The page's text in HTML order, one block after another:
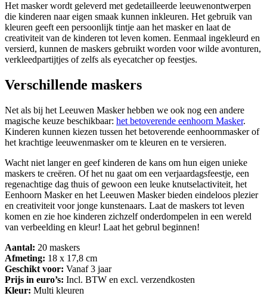
Het masker wordt geleverd met gedetailleerde leeuwenontwerpen
die kinderen naar eigen smaak kunnen inkleuren. Het gebruik van
kleuren geeft een persoonlijk tintje aan het masker en laat de
creativiteit van de kinderen tot leven komen. Eenmaal ingekleurd en
versierd, kunnen de maskers gebruikt worden voor wilde avonturen,
verkleedpartijtjes of zelfs als eyecatcher op feestjes.
Verschillende maskers
Net als bij het Leeuwen Masker hebben we ook nog een andere
magische keuze beschikbaar: het betoverende eenhoorn Masker.
Kinderen kunnen kiezen tussen het betoverende eenhoornmasker of
het krachtige leeuwenmasker om te kleuren en te versieren.
Wacht niet langer en geef kinderen de kans om hun eigen unieke
maskers te creëren. Of het nu gaat om een verjaardagsfeestje, een
regenachtige dag thuis of gewoon een leuke knutselactiviteit, het
Eenhoorn Masker en het Leeuwen Masker bieden eindeloos plezier
en creativiteit voor jonge kunstenaars. Laat de maskers tot leven
komen en zie hoe kinderen zichzelf onderdompelen in een wereld
van verbeelding en kleur! Laat het gebrul beginnen!
Aantal: 20 maskers
Afmeting: 18 x 17,8 cm
Geschikt voor: Vanaf 3 jaar
Prijs in euro’s: Incl. BTW en excl. verzendkosten
Kleur: Multi kleuren